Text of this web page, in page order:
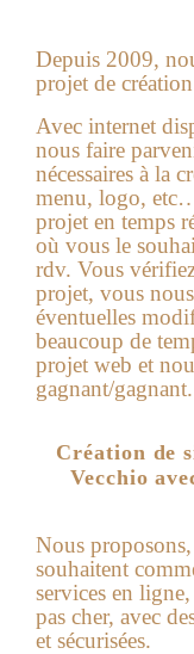
Depuis 2009,
projet de
Avec internet
nous faire
nécessaires à la
menu, logo,
projet en temps
où vous le
rdv. Vous
projet, vous
éventuelles
beaucoup de
projet web et
gagnant/gagnant.
Création de
Vecchio
Nous
souhaitent
services en ligne,
pas cher, avec
et sécurisées.